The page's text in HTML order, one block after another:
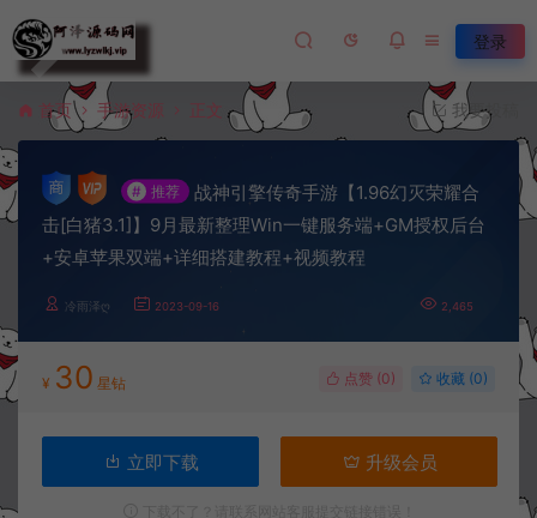
登录
首页 手游资源 正文 我要投稿
# 推荐
战神引擎传奇手游【1.96幻灭荣耀合
击[白猪3.1]】9月最新整理Win一键服务端+GM授权后台
+安卓苹果双端+详细搭建教程+视频教程
冷雨泽ღ 2023-09-16 2,465
¥ 30 星钻 点赞 (0) 收藏 (0)
立即下载 升级会员